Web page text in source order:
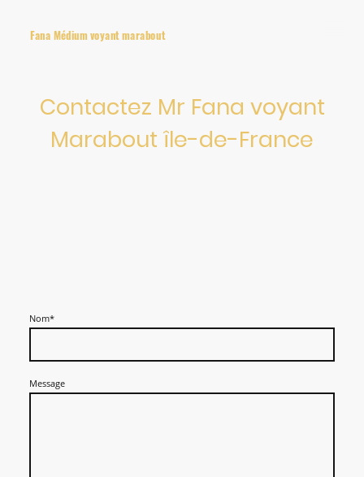
Fana Médium voyant marabout
Contactez Mr Fana voyant
Marabout île-de-France
Nom*
Message